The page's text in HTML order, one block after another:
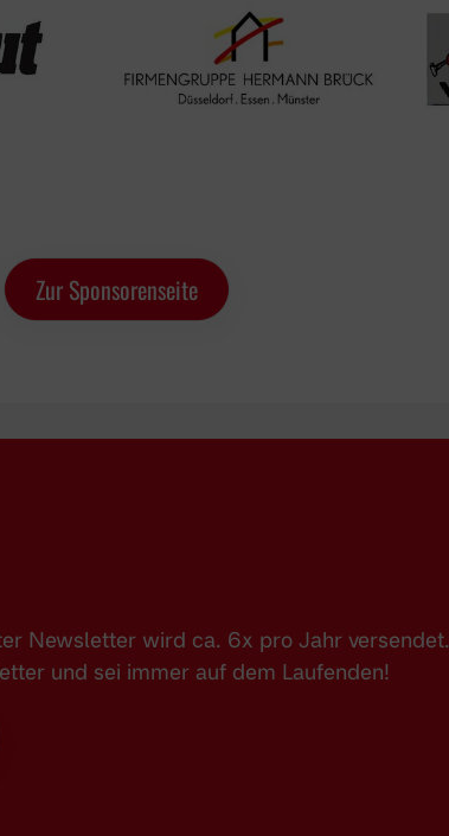
Zur Sponsorenseite
Newsletter wird ca. 6x pro Jahr versendet.
und sei immer auf dem Laufenden!